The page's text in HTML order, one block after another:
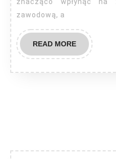
znacząco wpłynąć na
zawodową, a
READ MOREREAD
MORE